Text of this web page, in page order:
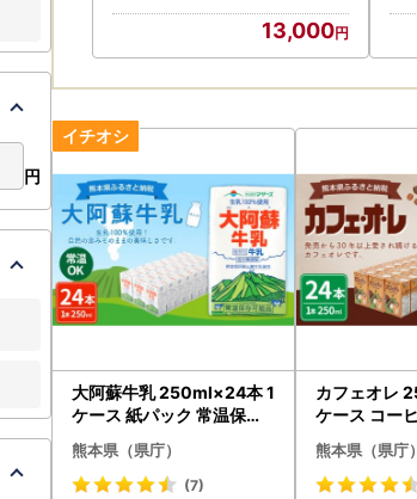
下記URLよりご確認ください。
https://www.pref.kumamoto.jp/
「NPO等支援分」
下記URLよりご確認ください。
https://www.pref.kumamoto.jp/soshiki/
13,000
大阿蘇牛乳 250ml×24本 1
ケース 紙パック 常温保存
可能
熊本県（県庁）
(7)
カフェオレ
ケース コー
ック 常温保存
熊本県（県庁）
円